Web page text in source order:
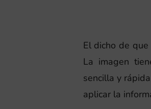
El dicho de que
La imagen
sencilla y
aplicar la